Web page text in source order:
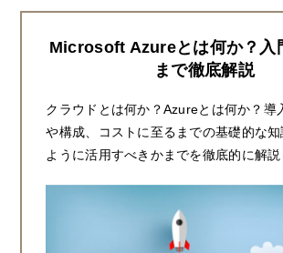
Microsoft Azureとは何か？入
まで徹底解説
クラウドとは何か？Azureとは何か？導
や構成、コストに至るまでの基礎的な
ように活用すべきかまでを徹底的に解説